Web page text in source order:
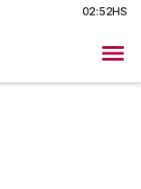
02:52HS